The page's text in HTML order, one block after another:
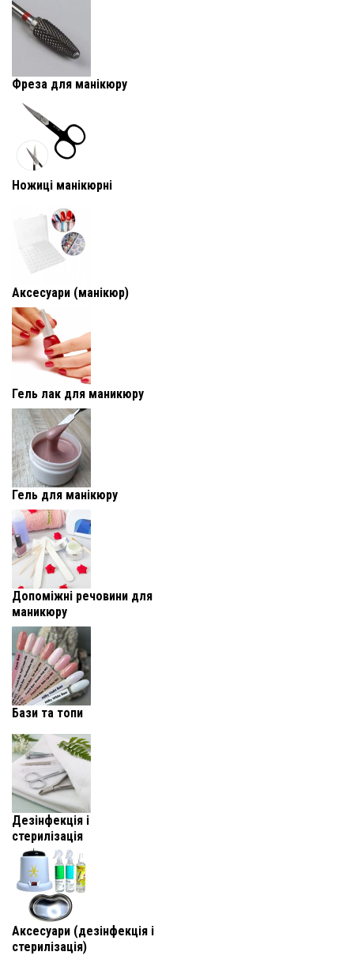
Фреза для манікюру
Ножиці манікюрні
Аксесуари (манікюр)
Гель лак для маникюру
Гель для манікюру
Допоміжні речовини для
маникюру
Бази та топи
Дезінфекція і
стерилізація
Аксесуари (дезінфекція і
стерилізація)